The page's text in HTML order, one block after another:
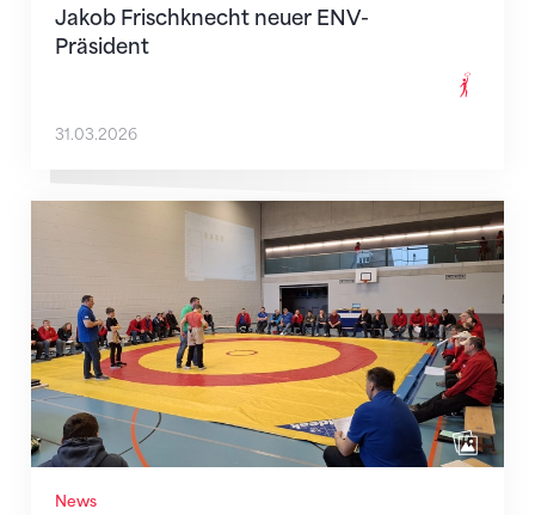
Jakob Frischknecht neuer ENV-
Präsident
31.03.2026
News
Fit für Zweikampf und Freiübung